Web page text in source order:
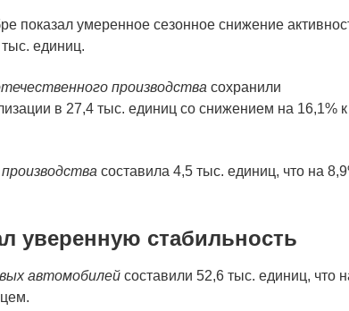
показал умеренное сезонное снижение
единиц.
производства сохранили
в 27,4 тыс. единиц со снижением на 16,1% к
составила 4,5 тыс. единиц, что на
уверенную стабильность
автомобилей составили 52,6 тыс. единиц, что